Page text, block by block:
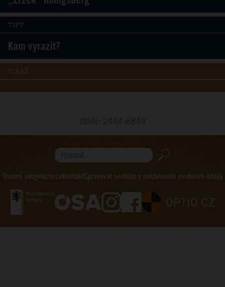
TIPY
Kam vyrazit?
TIRÁŽ
Hledat...
Osobní údaje Inzerce KontaktSpravovat souhlas s nastavením osobních údajů